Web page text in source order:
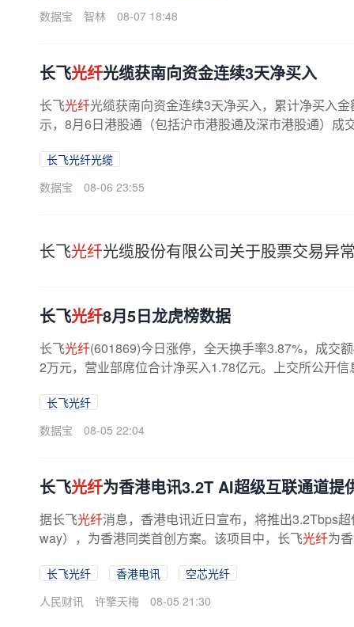
数据宝
智林 08-07 18:48
长飞光纤光缆获南向资金连续3天净买入
长飞光纤光缆获南向资金连续3天净买入，累计净买入
示，8月6日港股通（包括沪市港股通及深市港股通）
长飞光纤光缆
数据宝
08-06 23:55
长飞光纤光缆股份有限公司关于股票交易异
长飞光纤8月5日龙虎榜数据
长飞光纤(601869)今日涨停，全天换手率3.87%，成交
2万元，营业部席位合计净买入1.78亿元。上交所公开
长飞光纤
数据宝
08-05 22:04
长飞光纤为香港电讯3.2T AI超级互联通道提
据长飞光纤消息，香港电讯近日宣布，将推出3.2Tbps
way），为香港同类首创方案。该项目中，长飞光纤为
长飞光纤 香港电讯
空芯光纤
人民财讯
许擎天梅 08-05 21:30